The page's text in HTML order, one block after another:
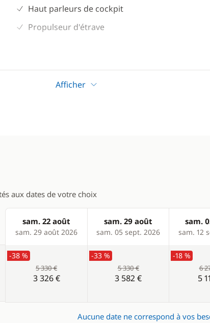
Haut parleurs de cockpit
Propulseur d'étrave
CuisinièreAfficher
aux dates de votre choix
Products
sam. 22 août
sam. 29 août 2026
sam. 29 août
sam. 05 sept. 2026
sam.
sam. 12
-38 %
5 330 €
3 326 €
-33 %
5 330 €
3 582 €
-18 %
6
5
Aucune date ne correspond à vos